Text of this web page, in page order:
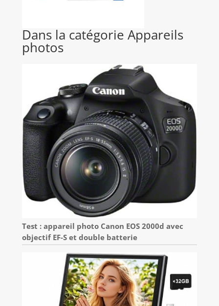
Dans la catégorie Appareils
photos
Test : appareil photo Canon EOS 2000d avec
objectif EF-S et double batterie